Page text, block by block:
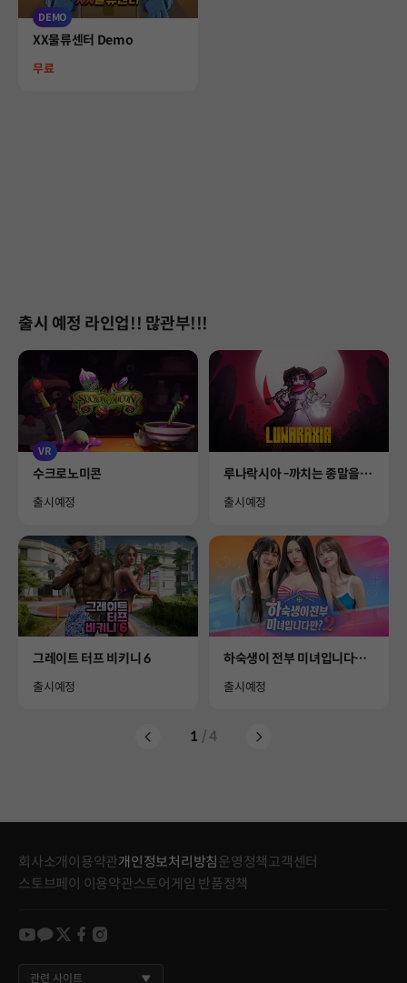
DEMO
Product
XX물류센터 Demo
Price
무료
출시 예정 라인업!! 많관부!!!
VR
Product
수크로노미콘
Availability
출시예정
Product
루나락시아 -까치는 종말을 노
Availability
출시예정
Product
그레이트 터프 비키니 6
Availability
출시예정
Product
하숙생이 전부 미녀입니다만?
Availability
출시예정
1 / 4
회사소개이용약관개인정보처리방침 운영정책고객센터
스토브페이 이용약관스토어게임 반품정책
youtube
kakao
twitter
facebook
instagram
관련 사이트